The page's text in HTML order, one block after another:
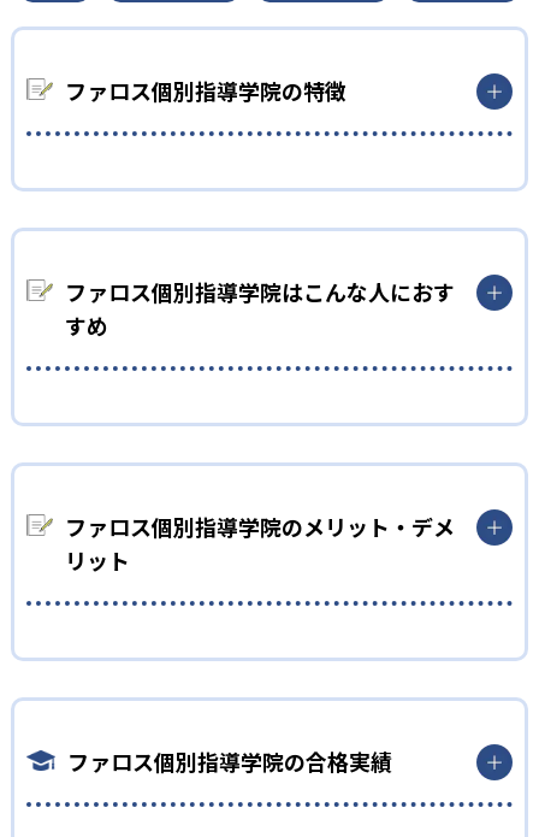
ファロス個別指導学院の特徴
る。リトライ学習指導とは、独自開発した学習ツールでその日
学んだことを復習すること。教科指導を70分間行った後に行
る。自習室では質問も受け付けているため、苦手科目の克服に
導後の演習として使用できる。自宅では何から始めたらよいか
わからない生徒も、自習室を利用すれば学習環境や学習時間を
確保できるだろう。
03 年に5回の実力判定テスト
ファロス個別指導学院では年に5回、公開制の実力判定テストを
実施している。成績優秀者には表彰制度も設けており、学習意
データを算出し、受験校選択や学習計画に役立てている。
ファロス個別指導学院はこんな人におす
すめ
別指導を行っている。ノートの作り方や家庭学習の進め方など、
個々のニーズに応じた丁寧な対応を行うため、無理なく学習習
慣を身につけることができる。
中学生
定期テストで成績を上げたい生徒向け
ファロス個別指導学院では、定期テストに向けて1回から追加授
手教科に注力して確実な得点アップを狙えるだろう。
ファロス個別指導学院のメリット・デメ
リット
月1回以上保護者と連絡を取り合っているため、どんな小さな不
安も相談がしやすい。
また、ファロス個別指導学院では独自の映像教材を用意してい
ファロス個別指導学院の合格実績